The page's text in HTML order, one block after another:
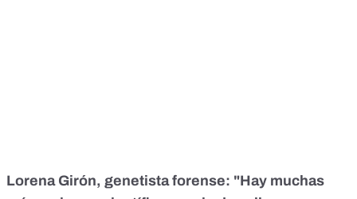
Lorena Girón, genetista forense: "Hay muchas